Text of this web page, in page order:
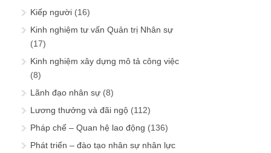
Kiếp người (16)
Kinh nghiệm tư vấn Quản trị Nhân sự
(17)
Kinh nghiệm xây dựng mô tả công việc
(8)
Lãnh đạo nhân sự (8)
Lương thưởng và đãi ngộ (112)
Pháp chế – Quan hệ lao động (136)
Phát triển – đào tạo nhân sự nhân lực